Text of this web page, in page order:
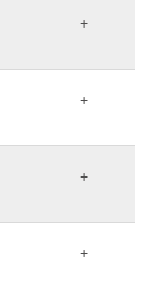
+
+
+
+